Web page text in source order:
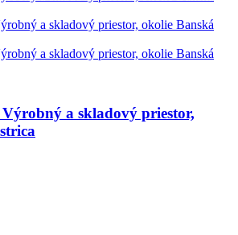
a skladový priestor,